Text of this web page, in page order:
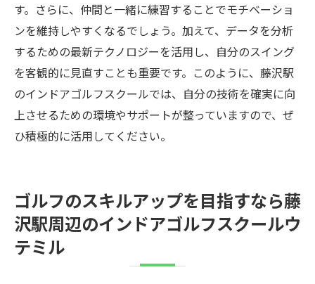
す。さらに、仲間と一緒に練習することでモチベーショ
ンを維持しやすくなるでしょう。加えて、データを分析
するための最新テクノロジーを活用し、自分のスイング
を客観的に見直すことも重要です。このように、藤沢駅
のインドアゴルフスクールでは、自分の技術を確実に向
上させるための環境やサポートが整っていますので、ぜ
ひ積極的に活用してください。
ゴルフのスキルアップを目指すなら藤
沢駅周辺のインドアゴルフスクールウ
テミル